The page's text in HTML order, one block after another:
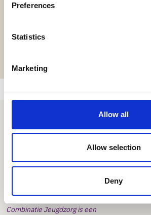
Preferences
Statistics
Marketing
Allow all
Allow selection
Deny
Combinatie Jeugdzorg
Centraal kantoor
Combinatie Jeugdzorg is een